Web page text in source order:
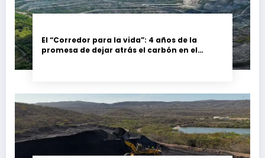
El “Corredor para la vida”: 4 años de la
promesa de dejar atrás el carbón en el